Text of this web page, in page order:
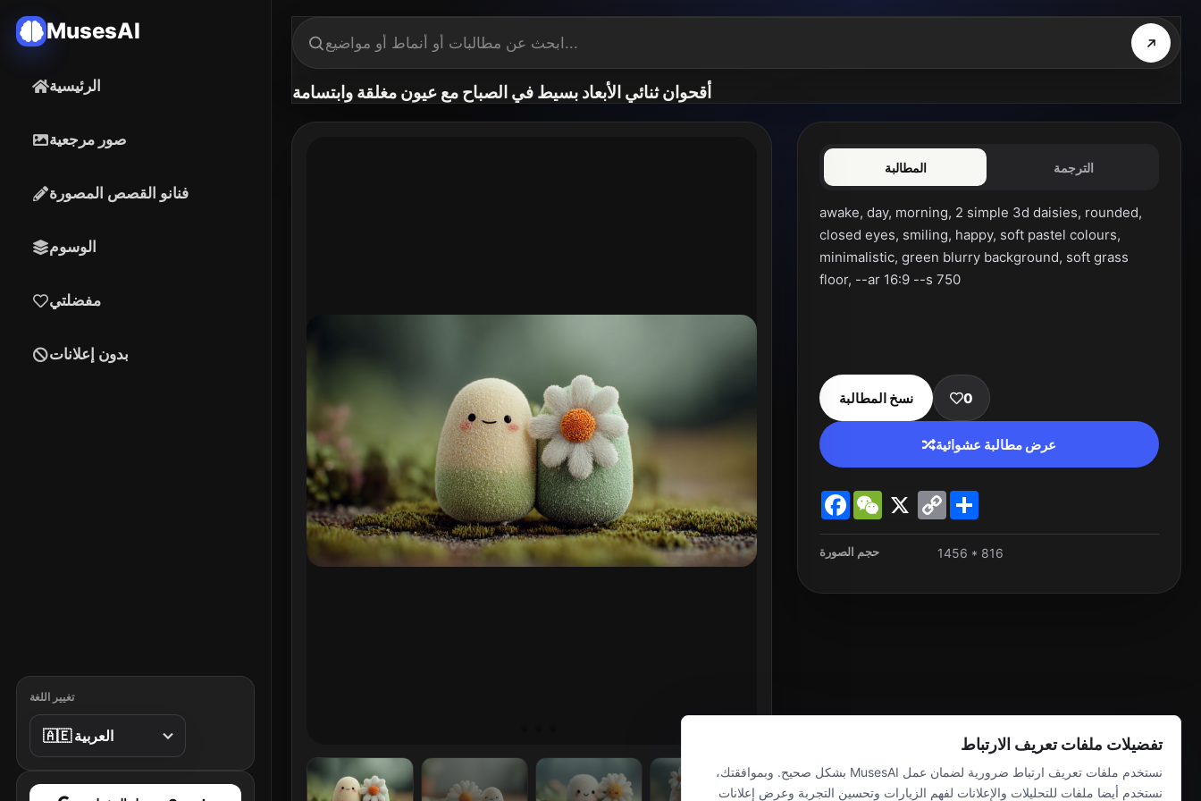
MusesAI
الرئيسية
صور مرجعية
فنانو القصص المصورة
الوسوم
مفضلتي
بدون إعلانات
تغيير اللغة
أقحوان ثنائي الأبعاد بسيط في الصباح مع عيون مغلقة وابتسامة
المطالبة الترجمة
awake, day, morning, 2 simple 3d daisies, rounded,
closed eyes, smiling, happy, soft pastel colours,
minimalistic, green blurry background, soft grass
floor, --ar 16:9 --s 750
نسخ المطالبة 0
عرض مطالبة عشوائية
FacebookWeChat
X
Copy
Link
حجم الصورة 1456 * 816
تفضيلات ملفات تعريف الارتباط
نستخدم ملفات تعريف ارتباط ضرورية لضمان عمل MusesAI بشكل صحيح. وبموافقتك،
نستخدم أيضا ملفات للتحليلات والإعلانات لفهم الزيارات وتحسين التجربة وعرض إعلانات